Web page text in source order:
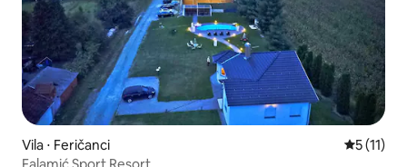
Vila ⋅ Feričanci 5 de uma
5 (11)